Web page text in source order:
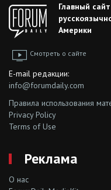
Главный сайт
Америки
Смотреть о сайте
E-mail редакции:
info@forumdaily.com
Правила использования
Privacy Policy
Terms of Use
Реклама
О нас